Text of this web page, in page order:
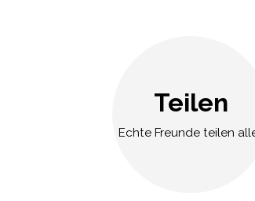
Teilen
Echte Freunde teilen